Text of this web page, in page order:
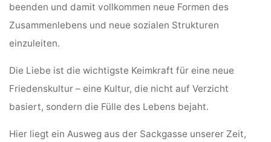
beenden und damit vollkommen neue Formen des
Zusammenlebens und neue sozialen Strukturen
einzuleiten.
Die Liebe ist die wichtigste Keimkraft für eine neue
Friedenskultur – eine Kultur, die nicht auf Verzicht
basiert, sondern die Fülle des Lebens bejaht.
Hier liegt ein Ausweg aus der Sackgasse unserer Zeit,